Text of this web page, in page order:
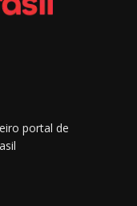
portal de